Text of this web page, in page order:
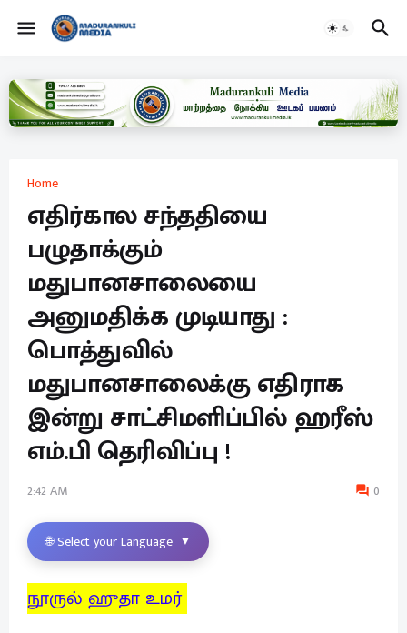
Home
எதிர்கால சந்ததியை
பழுதாக்கும்
மதுபானசாலையை
அனுமதிக்க முடியாது :
பொத்துவில்
மதுபானசாலைக்கு எதிராக
இன்று சாட்சிமளிப்பில் ஹரீஸ்
எம்.பி தெரிவிப்பு !
2:42 AM 0
🌐 Select your Language ▼
நூருல் ஹுதா உமர்